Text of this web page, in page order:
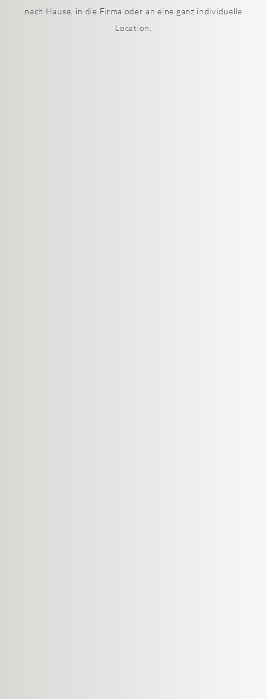
nach Hause, in die Firma oder an eine ganz individuelle
Location.